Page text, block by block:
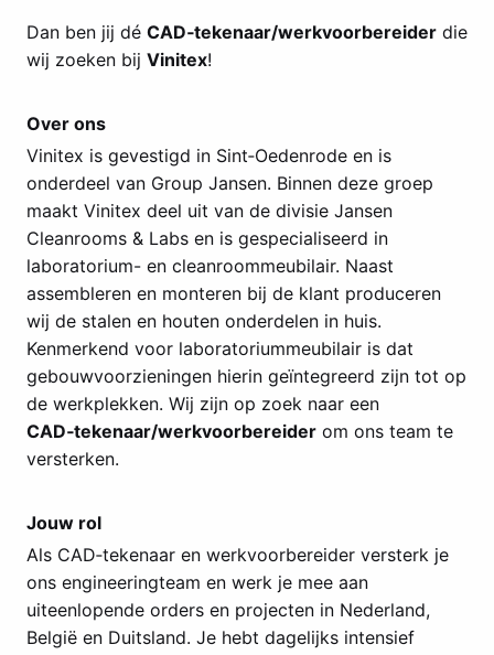
Dan ben jij dé CAD‑tekenaar/werkvoorbereider die
wij zoeken bij Vinitex!
Over ons
Vinitex is gevestigd in Sint‑Oedenrode en is
onderdeel van Group Jansen. Binnen deze groep
maakt Vinitex deel uit van de divisie Jansen
Cleanrooms & Labs en is gespecialiseerd in
laboratorium- en cleanroommeubilair. Naast
assembleren en monteren bij de klant produceren
wij de stalen en houten onderdelen in huis.
Kenmerkend voor laboratoriummeubilair is dat
gebouwvoorzieningen hierin geïntegreerd zijn tot op
de werkplekken. Wij zijn op zoek naar een
CAD‑tekenaar/werkvoorbereider om ons team te
versterken.
Jouw rol
Als CAD‑tekenaar en werkvoorbereider versterk je
ons engineeringteam en werk je mee aan
uiteenlopende orders en projecten in Nederland,
België en Duitsland. Je hebt dagelijks intensief